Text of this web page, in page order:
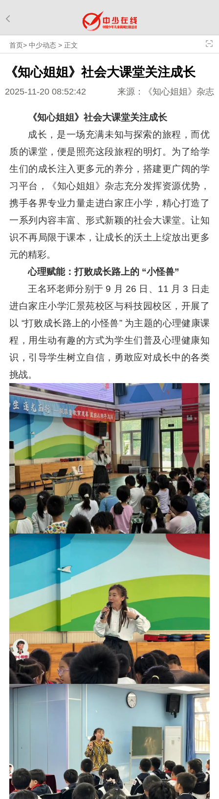
首页>中少动态 > 正文
《知心姐姐》社会大课堂关注成长
2025-11-20 08:52:42 来源：《知心姐姐》杂志
《知心姐姐》社会大课堂关注成长
成长，是一场充满未知与探索的旅程，而优
质的课堂，便是照亮这段旅程的明灯。为了给学
生们的成长注入更多元的养分，搭建更广阔的学
习平台，《知心姐姐》杂志充分发挥资源优势，
携手各界专业力量走进白家庄小学，精心打造了
一系列内容丰富、形式新颖的社会大课堂。让知
识不再局限于课本，让成长的沃土上绽放出更多
元的精彩。
心理赋能：打败成长路上的 “小怪兽”
王名环老师分别于 9 月 26 日、11 月 3 日走
进白家庄小学汇景苑校区与科技园校区，开展了
以 “打败成长路上的小怪兽” 为主题的心理健康课
程，用生动有趣的方式为学生们普及心理健康知
识，引导学生树立自信，勇敢应对成长中的各类
挑战。